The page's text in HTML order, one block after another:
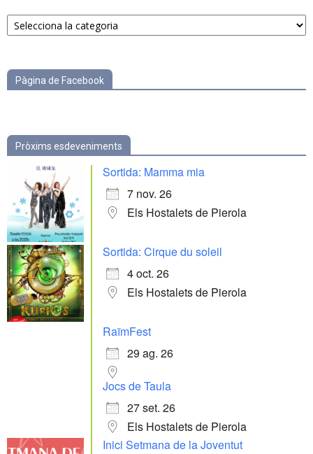
Notícies
per
Pàgina de Facebook
Pròxims esdeveniments
Sortida: Mamma mia
7 nov. 26
Els Hostalets de Pierola
Sortida: Cirque du soleil
4 oct. 26
Els Hostalets de Pierola
RaïmFest
29 ag. 26
Jocs de Taula
27 set. 26
Els Hostalets de Pierola
Inici Setmana de la Joventut